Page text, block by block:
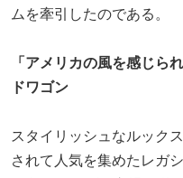
ムを牽引したのである。
「アメリカの風を感じ
ドワゴン
スタイリッシュなルック
されて人気を集めたレガ